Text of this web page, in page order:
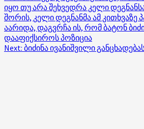
navigation
იყო თუ არა შეხვედრა კელი
შორის, კელი დეგნანმა ამ კითხვაზე
აარიდა, დაგვრჩა ის, რომ ბატონ
დააფიქსიროს პოზიცია
Next: ბიძინა ივანიშვილი